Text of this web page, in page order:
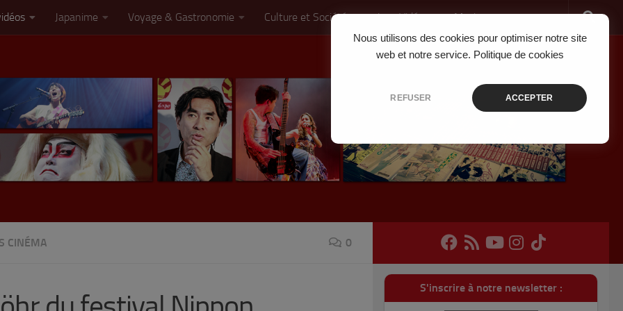
Nous utilisons des cookies pour optimiser notre site
web et notre service. Politique de cookies
REFUSER ACCEPTER
Japanime Voyage & Gastronomie Culture et Société Jeux Vidéo Musique
CINÉMA 0
S'inscrire à notre newsletter :